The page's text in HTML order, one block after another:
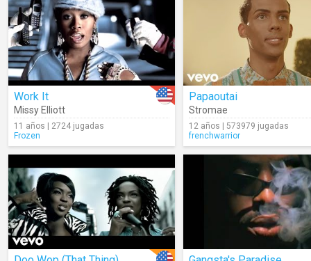
Work It
Missy Elliott
11 años | 2724 jugadas
Frozen
Papaoutai
Stromae
12 años | 573979 jugadas
frenchwarrior